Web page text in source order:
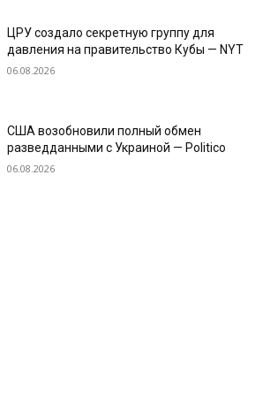
ЦРУ создало секретную группу для
давления на правительство Кубы — NYT
06.08.2026
США возобновили полный обмен
разведданными с Украиной — Politico
06.08.2026